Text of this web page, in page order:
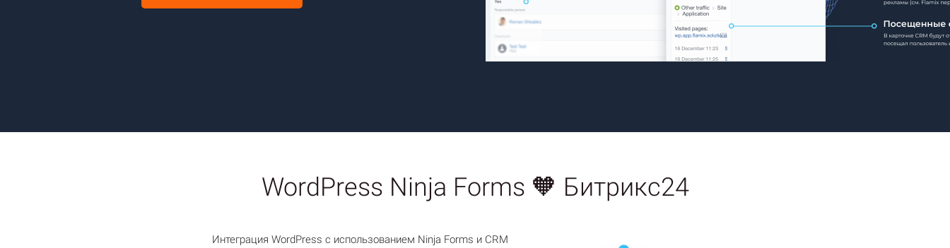
WordPress Ninja Forms 🧡 Битрикс24
Интеграция WordPress с использованием Ninja Forms и CRM